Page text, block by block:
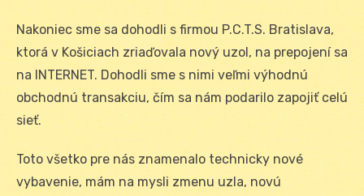
Nakoniec sme sa dohodli s firmou P.C.T.S. Bratislava,
ktorá v Košiciach zriaďovala nový uzol, na prepojení sa
na INTERNET. Dohodli sme s nimi veľmi výhodnú
obchodnú transakciu, čím sa nám podarilo zapojiť celú
sieť.
Toto všetko pre nás znamenalo technicky nové
vybavenie, mám na mysli zmenu uzla, novú